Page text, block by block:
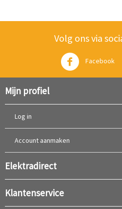
Volg ons via
Facebook
Mijn profiel
Log in
Account aanmaken
Elektradirect
Klantenservice